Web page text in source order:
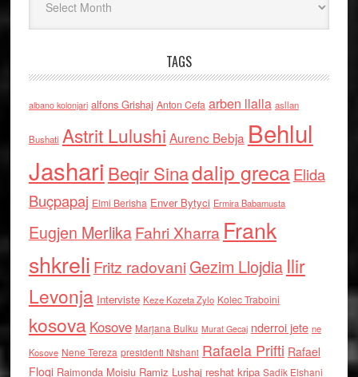
TAGS
albano kolonjari alfons Grishaj Anton Cefa arben llalla asllan
Bushati Astrit Lulushi Aurenc Bebja Behlul
Jashari Beqir Sinadalip grecaElida
Buçpapaj Elmi Berisha Enver Bytyci Ermira Babamusta
Eugjen MerlikaFahri Xharra Frank
shkreli Fritz radovaniGezim Llojdia Ilir
Levonja Interviste Keze Kozeta Zylo Kolec Traboini
kosova Kosove Marjana Bulku Murat Gecaj nderroi jete ne
Kosove Nene Tereza presidenti Nishani Rafaela Prifti Rafael
Floqi Raimonda Moisiu Ramiz Lushaj reshat kripa Sadik Elshani